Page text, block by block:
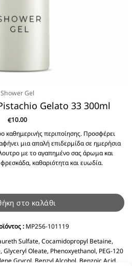
Shower Gel
Gelato 33 300ml
€10.00
καθημερινής περιποίησης. Προσφέρει
μια απαλή επιδερμίδα σε ημερήσια
με το αγαπημένο σας άρωμα και
καθαριότητα και ευωδία.
33 300ml ποσότητα
στο καλάθι
: MP256-101119
Sulfate, Cocamidopropyl Betaine,
Glyceryl Oleate, Phenoxyethanol, PEG-120
Grycol, Benzyl Alcohol, Benzoic Acid,